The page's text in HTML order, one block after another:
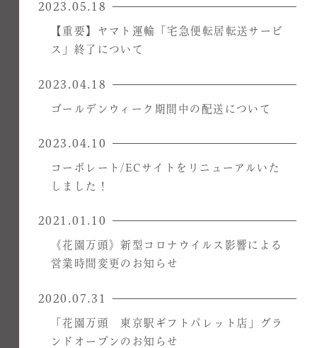
2023.05.18
【重要】ヤマト運輸「宅急便転居転送サービ
ス」終了について
2023.04.18
ゴールデンウィーク期間中の配送について
2023.04.10
コーポレート/ECサイトをリニューアルいた
しました！
2021.01.10
《花園万頭》新型コロナウイルス影響による
営業時間変更のお知らせ
2020.07.31
「花園万頭 東京駅ギフトパレット店」グラ
ンドオープンのお知らせ